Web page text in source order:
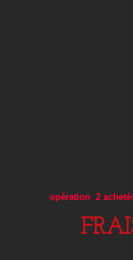
opération 2